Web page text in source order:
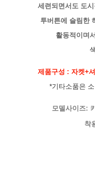
세련되면서도 도
투버튼에 슬림한
활동적이며
제품구성 : 자켓+
*기타소품은
모델사이즈:
착